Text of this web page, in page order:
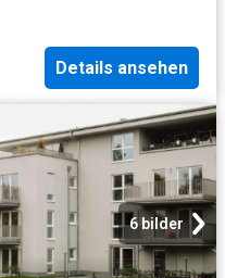
Details ansehen
6 bilder